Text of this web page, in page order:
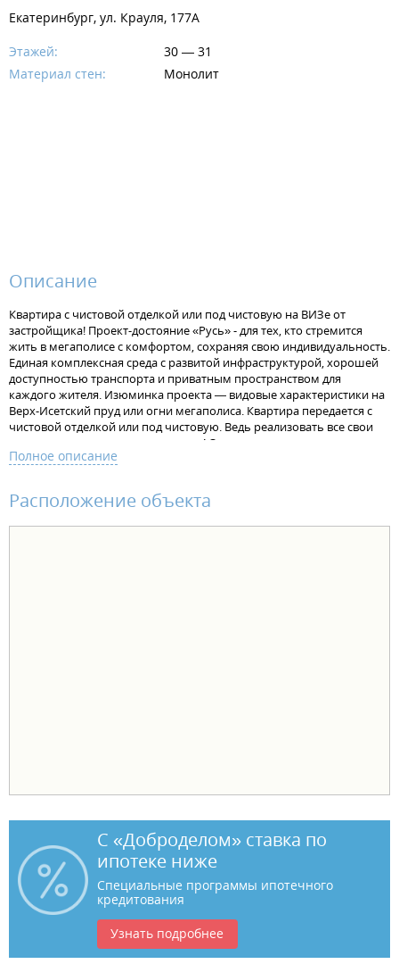
Екатеринбург, ул. Крауля, 177А
Этажей:
30 — 31
Материал стен:
Монолит
Описание
Квартира с чистовой отделкой или под чистовую на ВИЗе от
застройщика! Проект-достояние «Русь» - для тех, кто стремится
жить в мегаполисе с комфортом, сохраняя свою индивидуальность.
Единая комплексная среда с развитой инфраструктурой, хорошей
доступностью транспорта и приватным пространством для
каждого жителя. Изюминка проекта — видовые характеристики на
Верх-Исетский пруд или огни мегаполиса. Квартира передается с
чистовой отделкой или под чистовую. Ведь реализовать все свои
идеи в интерьере - это так здорово! Отделка под чистовую - потолок
без отделки, стяжка на полу под финишную отделку, штукатурка на
комплект санфаянса (унитаз, раковина). В чистовой отделке -
натяжной потолок, ламинат, обои виниловые на флизелиновой
основе, установлены межкомнатные двери и электрофурнитура. В
Полное описание
Расположение объекта
С «Доброделом» ставка по
ипотеке ниже
Специальные программы ипотечного
кредитования
Узнать подробнее